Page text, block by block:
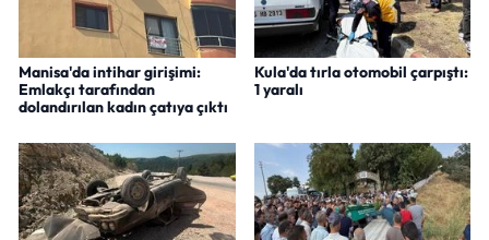
Manisa'da intihar girişimi:
Emlakçı tarafından
dolandırılan kadın çatıya çıktı
Kula'da tırla otomobil çarpıştı:
1 yaralı